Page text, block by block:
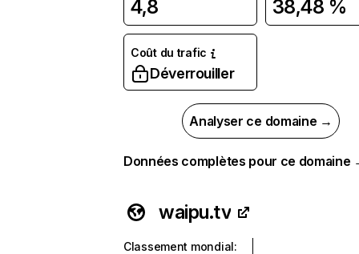
4,8 38,48 %
Coût du trafic
Déverrouiller
Analyser ce domaine →
Données complètes pour ce domaine
waipu.tv
Classement mondial: